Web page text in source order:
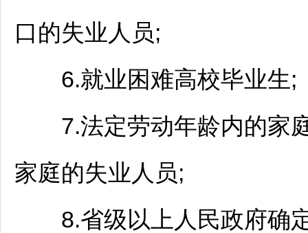
口的失业人员;
6.就业困难高校毕业生;
7.法定劳动年龄内的家庭
家庭的失业人员;
8.省级以上人民政府确